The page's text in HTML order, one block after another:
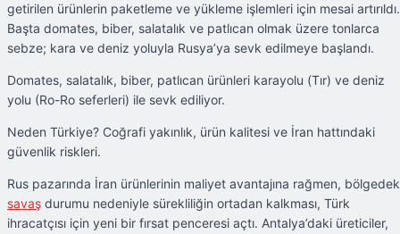
getirilen ürünlerin paketleme ve yükleme işlemleri için mesai artırıldı.
Başta domates, biber, salatalık ve patlıcan olmak üzere tonlarca
sebze; kara ve deniz yoluyla Rusya’ya sevk edilmeye başlandı.
Domates, salatalık, biber, patlıcan ürünleri karayolu (Tır) ve deniz
yolu (Ro-Ro seferleri) ile sevk ediliyor.
Neden Türkiye? Coğrafi yakınlık, ürün kalitesi ve İran hattındaki
güvenlik riskleri.
Rus pazarında İran ürünlerinin maliyet avantajına rağmen,
savaş durumu nedeniyle sürekliliğin ortadan kalkması, Türk
ihracatçısı için yeni bir fırsat penceresi açtı. Antalya’daki üreticiler,